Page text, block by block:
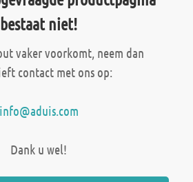
bestaat niet!
vaker voorkomt, neem dan
contact met ons op:
info@aduis.com
Dank u wel!